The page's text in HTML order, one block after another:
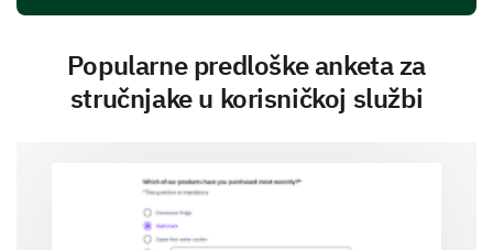
Popularne predloške anketa za
stručnjake u korisničkoj službi